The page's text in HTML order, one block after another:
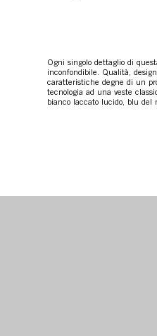
Ogni singolo dettaglio di
inconfondibile. Qualità,
caratteristiche degne di un
tecnologia ad una veste
bianco laccato lucido, blu